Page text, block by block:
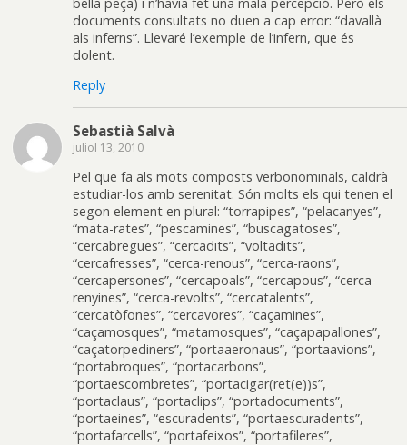
documents consultats no duen a cap error: “davallà
als inferns”. Llevaré l’exemple de l’infern, que és
dolent.
Reply
Sebastià Salvà
juliol 13, 2010
Pel que fa als mots composts verbonominals, caldrà
estudiar-los amb serenitat. Són molts els qui tenen el
segon element en plural: “torrapipes”, “pelacanyes”,
“mata-rates”, “pescamines”, “buscagatoses”,
“cercabregues”, “cercadits”, “voltadits”,
“cercafresses”, “cerca-renous”, “cerca-raons”,
“cercapersones”, “cercapoals”, “cercapous”, “cerca-
renyines”, “cerca-revolts”, “cercatalents”,
“cercatòfones”, “cercavores”, “caçamines”,
“caçamosques”, “matamosques”, “caçapapallones”,
“caçatorpediners”, “portaaeronaus”, “portaavions”,
“portabroques”, “portacarbons”,
“portaescombretes”, “portacigar(ret(e))s”,
“portaclaus”, “portaclips”, “portadocuments”,
“portaeines”, “escuradents”, “portaescuradents”,
“portafarcells”, “portafeixos”, “portafileres”,